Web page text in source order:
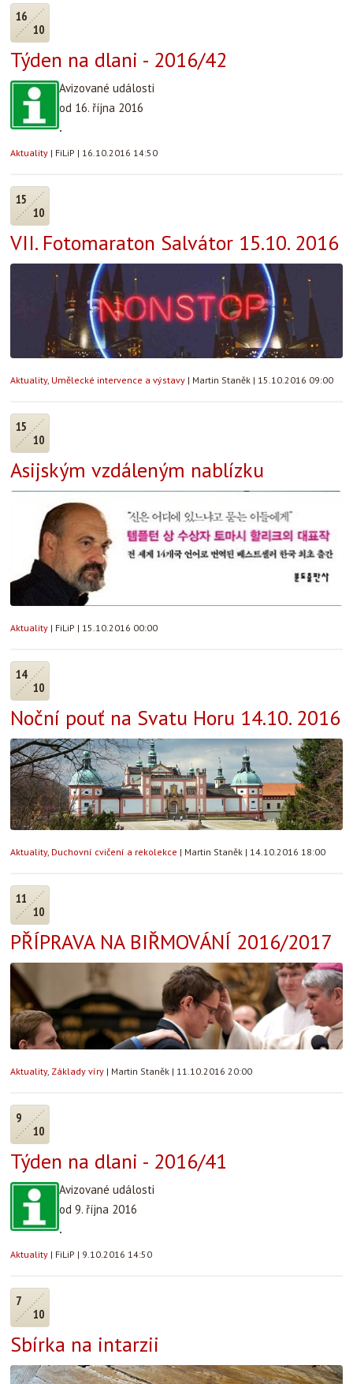
16
10
Týden na dlani - 2016/42
Avizované události
od 16. října 2016
.
Aktuality | FiLiP | 16.10.2016 14:50
15
10
VII. Fotomaraton Salvátor 15.10. 2016
Aktuality, Umělecké intervence a výstavy | Martin Staněk | 15.10.2016 09:00
15
10
Asijským vzdáleným nablízku
Aktuality | FiLiP | 15.10.2016 00:00
14
10
Noční pouť na Svatu Horu 14.10. 2016
Aktuality, Duchovní cvičení a rekolekce | Martin Staněk | 14.10.2016 18:00
11
10
PŘÍPRAVA NA BIŘMOVÁNÍ 2016/2017
Aktuality, Základy víry | Martin Staněk | 11.10.2016 20:00
9
10
Týden na dlani - 2016/41
Avizované události
od 9. října 2016
.
Aktuality | FiLiP | 9.10.2016 14:50
7
10
Sbírka na intarzii